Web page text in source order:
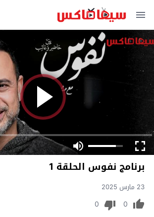
برنامج نفوس الحلقة 1
23 مارس 2025
0
0